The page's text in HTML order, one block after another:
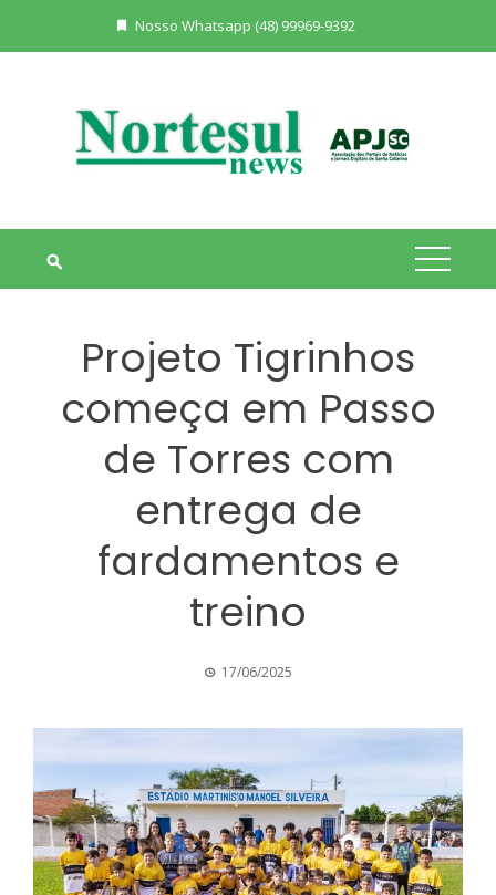
Nosso Whatsapp (48) 99969-9392
Projeto Tigrinhos
começa em Passo
de Torres com
entrega de
fardamentos e
treino
17/06/2025